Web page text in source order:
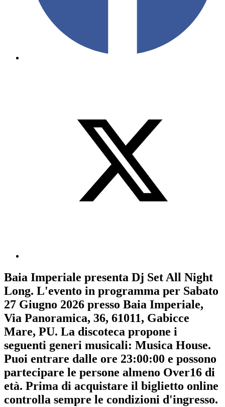
Baia Imperiale presenta Dj Set All Night
Long. L'evento in programma per Sabato
27 Giugno 2026 presso Baia Imperiale,
Via Panoramica, 36, 61011, Gabicce
Mare, PU. La discoteca propone i
seguenti generi musicali: Musica House.
Puoi entrare dalle ore 23:00:00 e possono
partecipare le persone almeno Over16 di
età. Prima di acquistare il biglietto online
controlla sempre le condizioni d'ingresso.